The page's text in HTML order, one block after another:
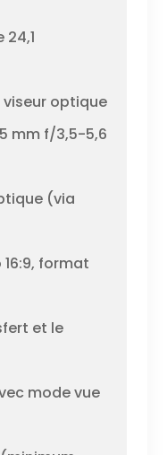
24,1
viseur optique
mm f/3,5-5,6
(via
16:9, format
et le
mode vue